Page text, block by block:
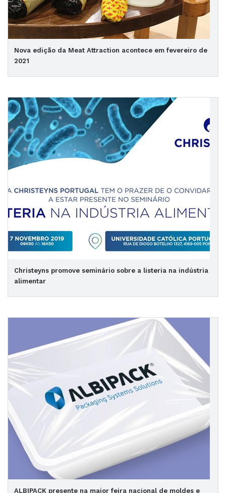
Nova edição da Meat Attraction acontece em fevereiro de
2021
Christeyns promove seminário sobre a listeria na indústria
alimentar
ALBIPACK presente na maior feira nacional de moldes e